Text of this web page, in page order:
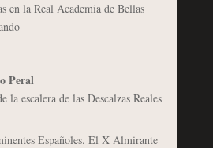
en la Real Academia de Bellas
Peral
la escalera de las Descalzas Reales
Españoles. El X Almirante